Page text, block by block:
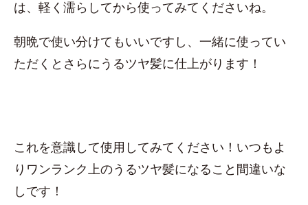
は、軽く濡らしてから使ってみてくださいね。
朝晩で使い分けてもいいですし、一緒に使ってい
ただくとさらにうるツヤ髪に仕上がります！
これを意識して使用してみてください！いつもよ
りワンランク上のうるツヤ髪になること間違いな
しです！